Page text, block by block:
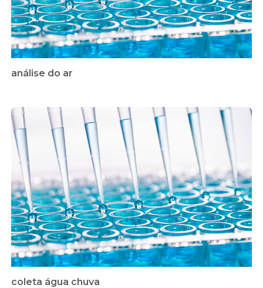
análise do ar
coleta água chuva